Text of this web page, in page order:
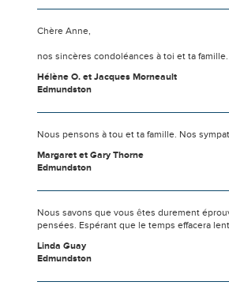
Chère Anne,
nos sincères condoléances à toi et ta
Hélène O. et Jacques Morneault
Edmundston
Nous pensons à tou et ta famille. Nos
Margaret et Gary Thorne
Edmundston
Nous savons que vous êtes durement
pensées. Espérant que le temps effacera
Linda Guay
Edmundston